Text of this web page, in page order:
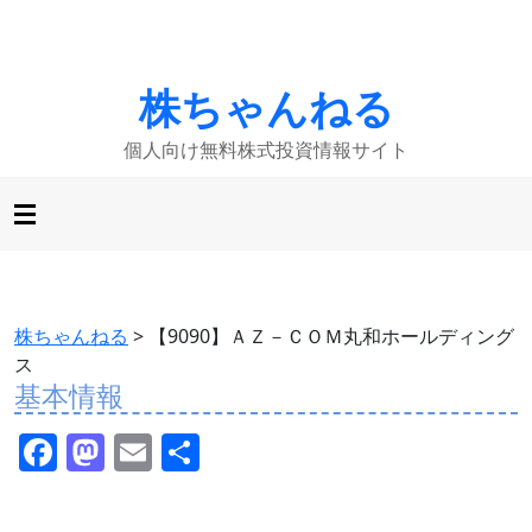
株ちゃんねる
個人向け無料株式投資情報サイト
株ちゃんねる >
【9090】ＡＺ－ＣＯＭ丸和ホールディング
ス
基本情報
F M E